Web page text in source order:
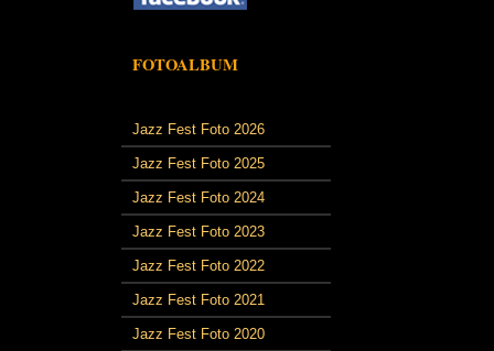
FOTOALBUM
Jazz Fest Foto 2026
Jazz Fest Foto 2025
Jazz Fest Foto 2024
Jazz Fest Foto 2023
Jazz Fest Foto 2022
Jazz Fest Foto 2021
Jazz Fest Foto 2020